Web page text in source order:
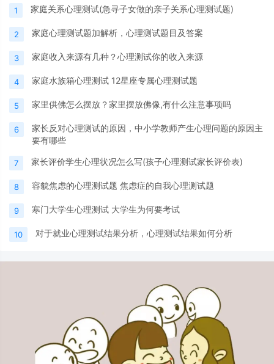
1 家庭关系心理测试(急寻子女做的亲子关系心理测试题)
2 家庭心理测试题加解析，心理测试题目及答案
3 家庭收入来源有几种？心理测试你的收入来源
4 家庭水族箱心理测试 12星座专属心理测试题
5 家里供佛怎么摆放？家里摆放佛像,有什么注意事项吗
6
家长反对心理测试的原因，中小学教师产生心理问题的原因主
要有哪些
7 家长评价学生心理状况怎么写(孩子心理测试家长评价表)
8 容貌焦虑的心理测试题 焦虑症的自我心理测试题
9 寒门大学生心理测试 大学生为何要考试
10 对于就业心理测试结果分析，心理测试结果如何分析